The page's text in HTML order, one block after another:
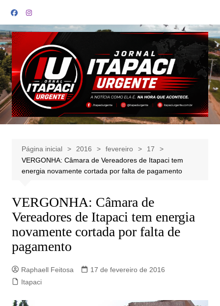
para
o
conteúdo
Página inicial 2016 fevereiro
17
VERGONHA: Câmara de Vereadores de Itapaci tem
energia novamente cortada por falta de pagamento
VERGONHA: Câmara de
Vereadores de Itapaci tem energia
novamente cortada por falta de
pagamento
Raphaell Feitosa
17 de fevereiro de 2016
Itapaci